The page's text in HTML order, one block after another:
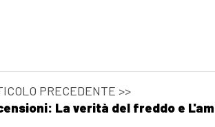
PRECEDENTE >>
La verità del freddo e